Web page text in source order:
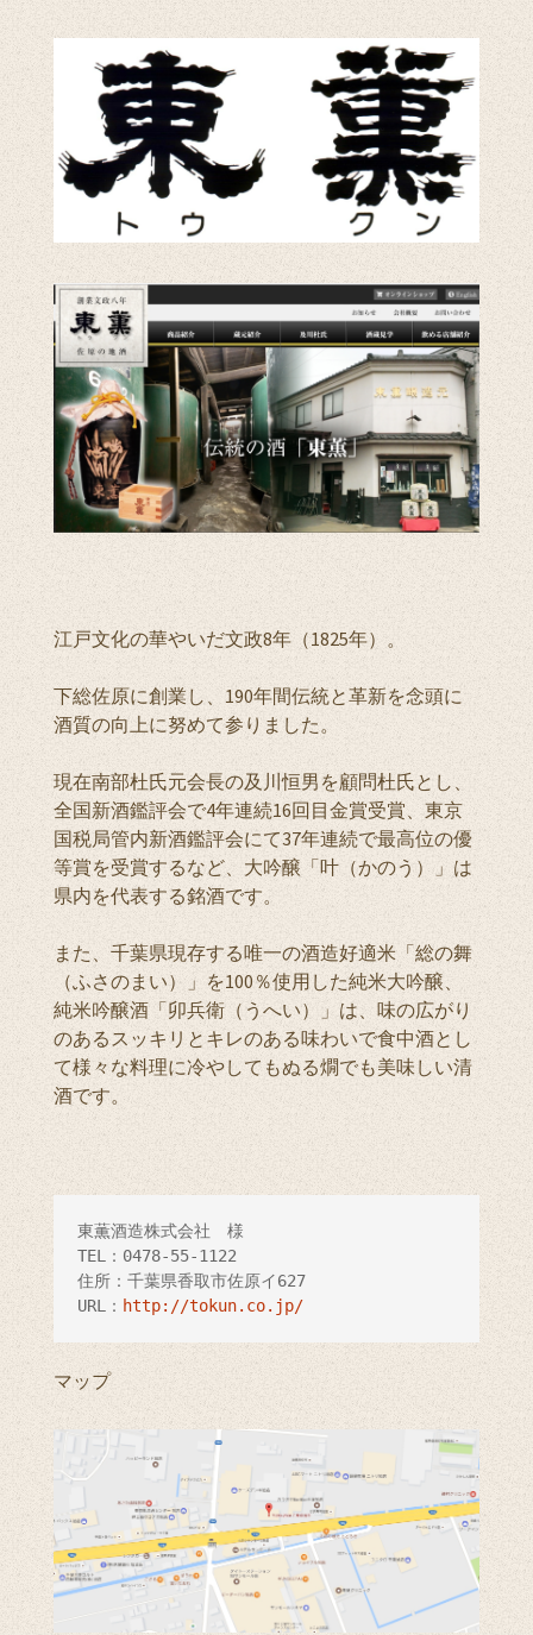
江戸文化の華やいだ文政8年（1825年）。
下総佐原に創業し、190年間伝統と革新を念頭に
酒質の向上に努めて参りました。
現在南部杜氏元会長の及川恒男を顧問杜氏とし、
全国新酒鑑評会で4年連続16回目金賞受賞、東京
国税局管内新酒鑑評会にて37年連続で最高位の優
等賞を受賞するなど、大吟醸「叶（かのう）」は
県内を代表する銘酒です。
また、千葉県現存する唯一の酒造好適米「総の舞
（ふさのまい）」を100％使用した純米大吟醸、
純米吟醸酒「卯兵衛（うへい）」は、味の広がり
のあるスッキリとキレのある味わいで食中酒とし
て様々な料理に冷やしてもぬる燗でも美味しい清
酒です。
東薫酒造株式会社　様
TEL：0478-55-1122
住所：千葉県香取市佐原イ627
URL： http://tokun.co.jp/
マップ